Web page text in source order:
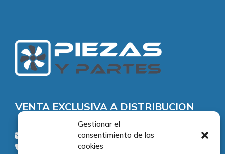
Gestionar el
consentimiento de las
cookies
VENTA EXCLUSIVA A DISTRIBUCION
consultas@piezasypartes.es
Tel.: 91 811 73 02